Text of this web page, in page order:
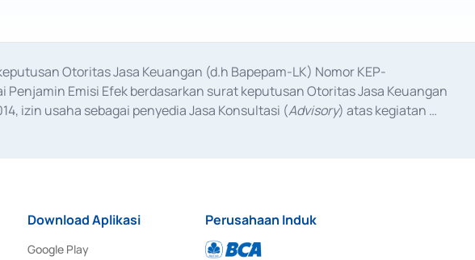
Otoritas Jasa Keuangan (d.h Bapepam-LK) Nomor KEP-
Penjamin Emisi Efek berdasarkan surat keputusan Otoritas Jasa Keuangan
izin usaha sebagai penyedia Jasa Konsultasi (Advisory) atas kegiatan
Download Aplikasi
Google Play
Perusahaan Induk